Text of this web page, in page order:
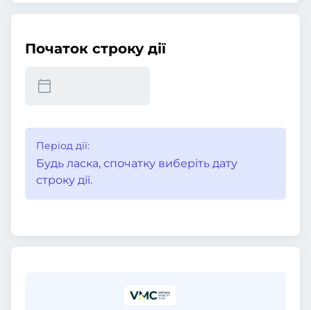
Початок строку дії
Період дії:
Будь ласка, спочатку виберіть дату
строку дії.